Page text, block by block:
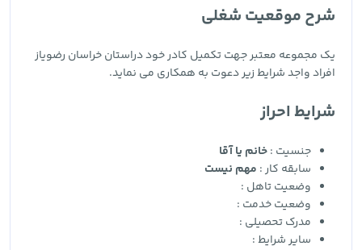
شرح موقعیت شغلی
یک مجموعه معتبر جهت تکمیل کادر خود دراستان خراسان رضویاز
افراد واجد شرایط زیر دعوت به همکاری می نماید.
شرایط احراز
جنسیت :خانم یا آقا
سابقه کار : مهم نیست
وضعیت تاهل :
وضعیت خدمت :
مدرک تحصیلی :
سایر شرایط :